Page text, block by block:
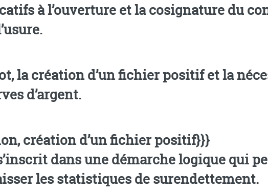
à l’ouverture et la cosignature du
d’argent.
création d’un fichier positif}}}
dans une démarche logique qui
les statistiques de surendettement.